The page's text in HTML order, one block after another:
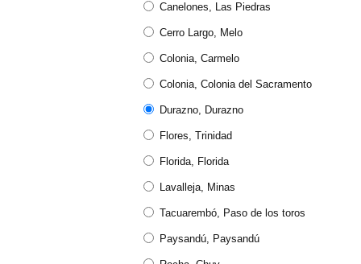
Canelones, Las Piedras
Cerro Largo, Melo
Colonia, Carmelo
Colonia, Colonia del Sacramento
Durazno, Durazno
Flores, Trinidad
Florida, Florida
Lavalleja, Minas
Tacuarembó, Paso de los toros
Paysandú, Paysandú